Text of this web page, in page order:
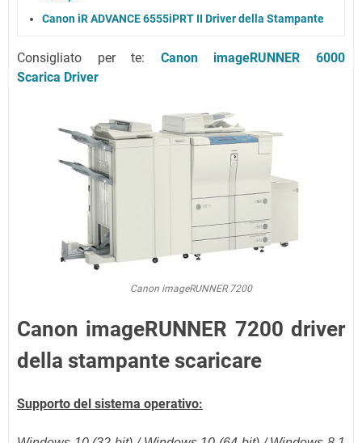
Canon iR ADVANCE 6555iPRT II Driver della Stampante
Consigliato per te: Canon imageRUNNER 6000
Scarica Driver
Canon imageRUNNER 7200
Canon imageRUNNER 7200 driver
della stampante scaricare
Supporto del sistema operativo: